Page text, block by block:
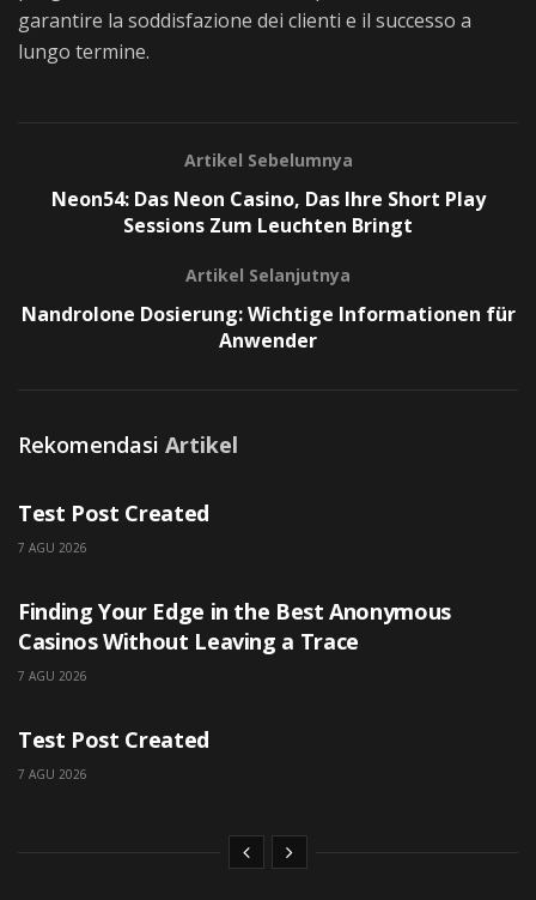
garantire la soddisfazione dei clienti e il successo a
lungo termine.
Artikel Sebelumnya
Neon54: Das Neon Casino, Das Ihre Short Play
Sessions Zum Leuchten Bringt
Artikel Selanjutnya
Nandrolone Dosierung: Wichtige Informationen für
Anwender
Rekomendasi Artikel
Test Post Created
7 AGU 2026
Finding Your Edge in the Best Anonymous
Casinos Without Leaving a Trace
7 AGU 2026
Test Post Created
7 AGU 2026